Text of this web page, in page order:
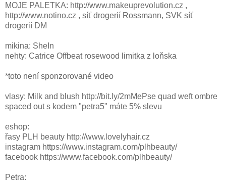
MOJE PALETKA: http://www.makeuprevolution.cz ,
http://www.notino.cz , síť drogerií Rossmann, SVK síť
drogerií DM
mikina: SheIn
nehty: Catrice Offbeat rosewood limitka z loňska
*toto není sponzorované video
vlasy: Milk and blush http://bit.ly/2mMePse quad weft ombre
spaced out s kodem "petra5" máte 5% slevu
eshop:
řasy PLH beauty http://www.lovelyhair.cz
instagram https://www.instagram.com/plhbeauty/
facebook https://www.facebook.com/plhbeauty/
Petra: